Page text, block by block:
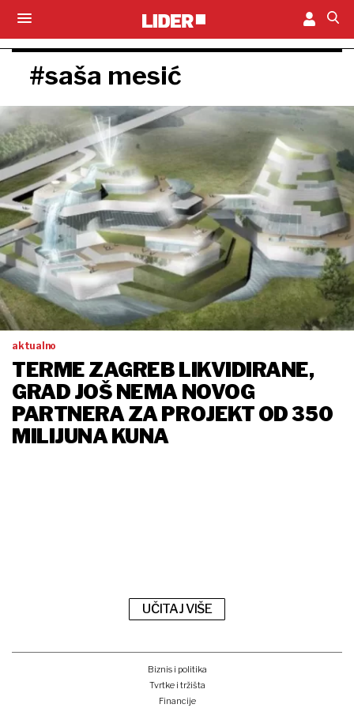
#saša mesić
aktualno
TERME ZAGREB LIKVIDIRANE,
GRAD JOŠ NEMA NOVOG
PARTNERA ZA PROJEKT OD 350
MILIJUNA KUNA
UČITAJ VIŠE
Biznis i politika
Tvrtke i tržišta
Financije